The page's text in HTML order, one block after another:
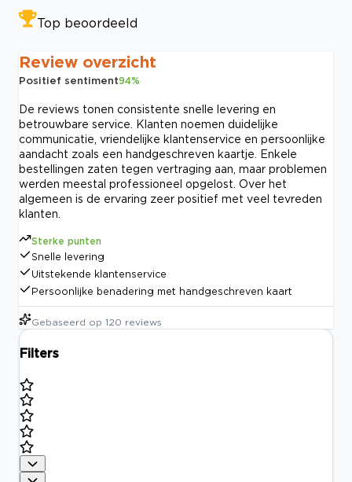
Top beoordeeld
Review overzicht
Positief sentiment94%
De reviews tonen consistente snelle levering en
betrouwbare service. Klanten noemen duidelijke
communicatie, vriendelijke klantenservice en persoonlijke
aandacht zoals een handgeschreven kaartje. Enkele
bestellingen zaten tegen vertraging aan, maar problemen
werden meestal professioneel opgelost. Over het
algemeen is de ervaring zeer positief met veel tevreden
klanten.
Sterke punten
Snelle levering
Uitstekende klantenservice
Persoonlijke benadering met handgeschreven kaart
Gebaseerd op 120 reviews
Filters